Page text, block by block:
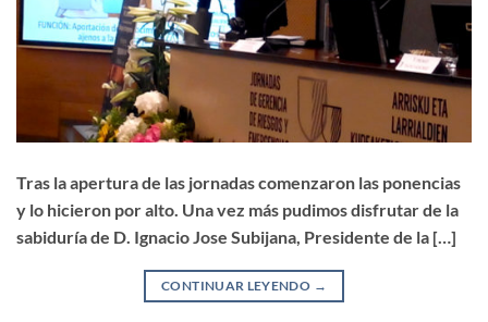
Tras la apertura de las jornadas comenzaron las ponencias
y lo hicieron por alto. Una vez más pudimos disfrutar de la
sabiduría de D. Ignacio Jose Subijana, Presidente de la […]
CONTINUAR LEYENDO →